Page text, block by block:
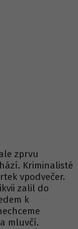
zprvu
Kriminalisté
vpodvečer.
zalil do
k
mluvčí.